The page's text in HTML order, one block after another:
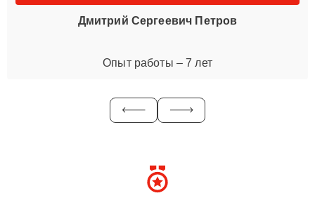
Дмитрий Сергеевич Петров
Опыт работы – 7 лет